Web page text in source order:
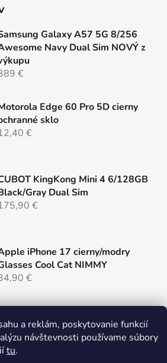
a reklám, poskytovanie funkcií
návštevnosti používame súbory
tu.
v
k
p
i
s
Galaxy A57 5G 8/256
Navy Dual Sim NOVÝ z
€
Edge 60 Pro 5D cierny
sklo
€
KingKong Mini 4 6/128GB
Gray Dual Sim
€
iPhone 17 cierny/modry
Cool Cat NIMMY
€
S26 5G 12/512 Black
Sim NOVÝ z výkupu
€